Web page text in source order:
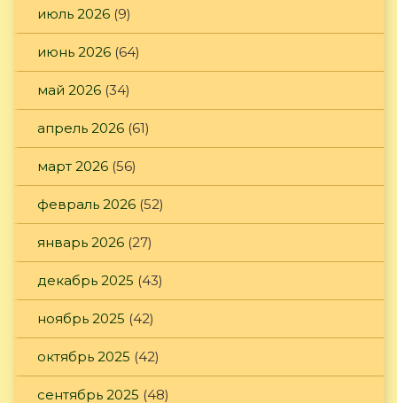
июль 2026 (9)
июнь 2026 (64)
май 2026 (34)
апрель 2026 (61)
март 2026 (56)
февраль 2026 (52)
январь 2026 (27)
декабрь 2025 (43)
ноябрь 2025 (42)
октябрь 2025 (42)
сентябрь 2025 (48)